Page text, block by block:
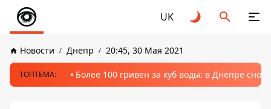
UK
Новости Днепр 20:45, 30 Мая 2021
ТОПТЕМА: Более 100 гривен за куб воды: в Днепре